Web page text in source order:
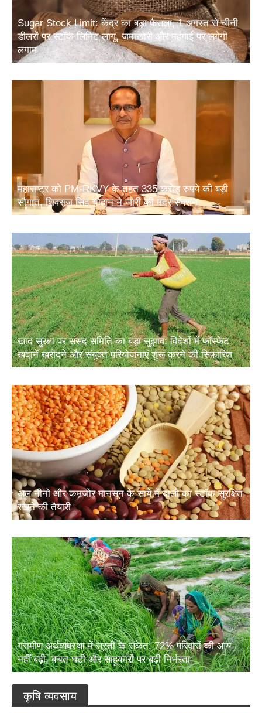
Sugar Stock Limit: केंद्र का बड़ा फैसला, 1 अगस्त से चीनी
डीलरों पर स्टॉक लिमिट लागू, जमाखोरी और महंगाई पर लगेगी
लगाम
महाराष्ट्र को PM-RKVY के तहत 335 करोड़ रुपये की बड़ी
सौगात, शिवराज सिंह चौहान ने जारी की मदर सैंक्शन
खाद सुरक्षा पर संसद समिति का बड़ा सुझाव: विदेशों में फॉस्फेट
खदानें खरीदने और संयुक्त परियोजनाएं शुरू करने की सिफारिश
अल नीनो और कमजोर मानसून के साये में दालों का स्टॉक सुरक्षित
रखने की तैयारी
ग्रामीण अर्थव्यवस्था में सुस्ती के संकेत: 72% परिवारों की आय
नहीं बढ़ी, बचत घटी और साहूकारों पर बढ़ी निर्भरता
कृषि व्यवसाय